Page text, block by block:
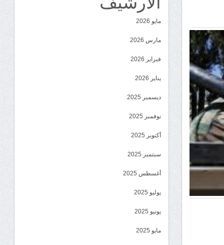
مايو 2026
مارس 2026
فبراير 2026
يناير 2026
ديسمبر 2025
نوفمبر 2025
أكتوبر 2025
سبتمبر 2025
أغسطس 2025
يوليو 2025
يونيو 2025
مايو 2025